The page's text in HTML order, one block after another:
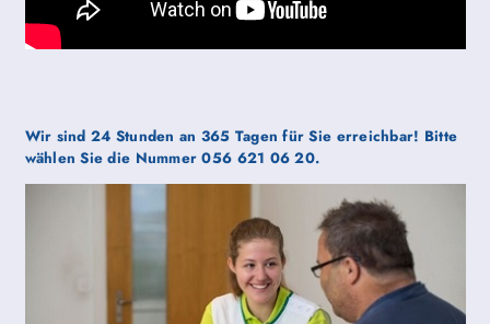
Wir sind 24 Stunden an 365 Tagen für Sie erreichbar! Bitte
wählen Sie die Nummer 056 621 06 20.